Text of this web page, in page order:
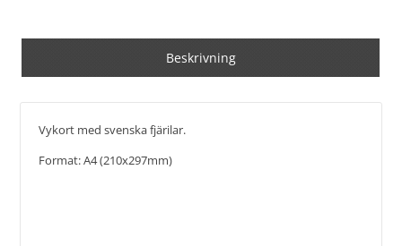
Beskrivning
Vykort med svenska fjärilar.
Format: A4 (210x297mm)